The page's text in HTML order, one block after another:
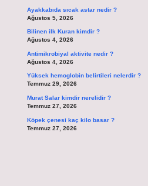
Ayakkabıda sıcak astar nedir ?
Ağustos 5, 2026
Bilinen ilk Kuran kimdir ?
Ağustos 4, 2026
Antimikrobiyal aktivite nedir ?
Ağustos 4, 2026
Yüksek hemoglobin belirtileri nelerdir ?
Temmuz 29, 2026
Murat Salar kimdir nerelidir ?
Temmuz 27, 2026
Köpek çenesi kaç kilo basar ?
Temmuz 27, 2026